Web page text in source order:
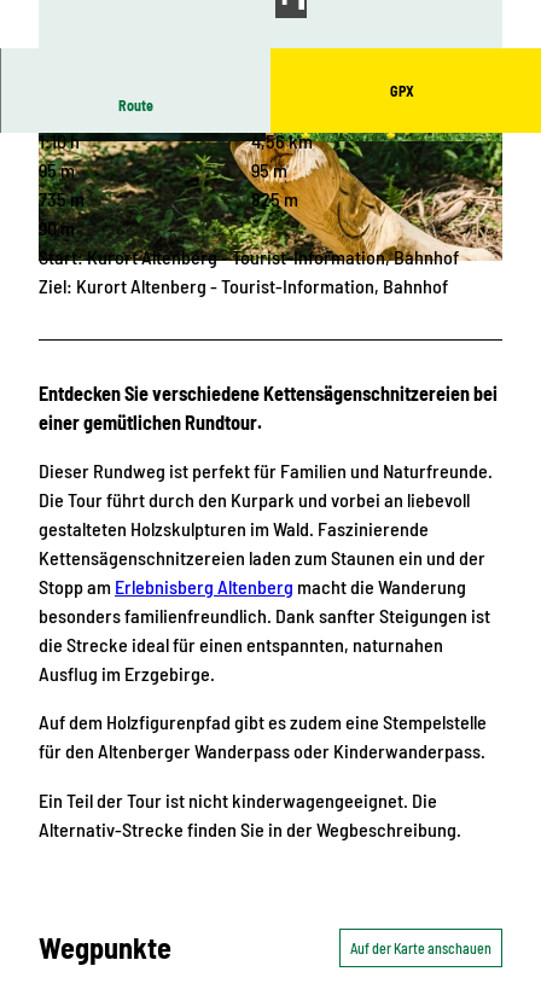
© Phillip Maethner, Tourist-Information Altenberg |
© Phillip Maethner, Tourist-Information Altenb
erg |CC-BY-ND
© Tourist-Information Altenberg |CC-BY-ND
Route
GPX
1:10 h
4,56 km
95 m
95 m
735 m
825 m
90 m
Start: Kurort Altenberg - Tourist-Information, Bahnhof
Ziel: Kurort Altenberg - Tourist-Information, Bahnhof
Entdecken Sie verschiedene Kettensägenschnitzereien bei
einer gemütlichen Rundtour.
Dieser Rundweg ist perfekt für Familien und Naturfreunde.
Die Tour führt durch den Kurpark und vorbei an liebevoll
gestalteten Holzskulpturen im Wald. Faszinierende
Kettensägenschnitzereien laden zum Staunen ein und der
Stopp am Erlebnisberg Altenberg macht die Wanderung
besonders familienfreundlich. Dank sanfter Steigungen ist
die Strecke ideal für einen entspannten, naturnahen
Ausflug im Erzgebirge.
Auf dem Holzfigurenpfad gibt es zudem eine Stempelstelle
für den Altenberger Wanderpass oder Kinderwanderpass.
Ein Teil der Tour ist nicht kinderwagengeeignet. Die
Alternativ-Strecke finden Sie in der Wegbeschreibung.
Wegpunkte Auf der Karte anschauen